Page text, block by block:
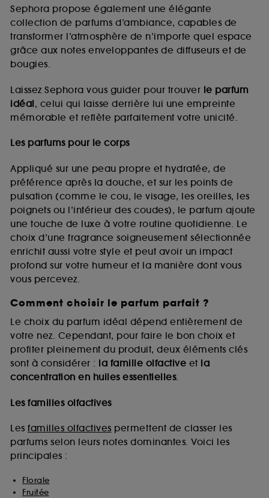
Sephora propose également une élégante
collection de parfums d’ambiance, capables de
transformer l’atmosphère de n’importe quel espace
grâce aux notes enveloppantes de diffuseurs et de
bougies.
Laissez Sephora vous guider pour trouver le parfum
idéal, celui qui laisse derrière lui une empreinte
mémorable et reflète parfaitement votre unicité.
Les parfums pour le corps
Appliqué sur une peau propre et hydratée, de
préférence après la douche, et sur les points de
pulsation (comme le cou, le visage, les oreilles, les
poignets ou l’intérieur des coudes), le parfum ajoute
une touche de luxe à votre routine quotidienne. Le
choix d’une fragrance soigneusement sélectionnée
enrichit aussi votre style et peut avoir un impact
profond sur votre humeur et la manière dont vous
vous percevez.
Comment choisir le parfum parfait ?
Le choix du parfum idéal dépend entièrement de
votre nez. Cependant, pour faire le bon choix et
profiter pleinement du produit, deux éléments clés
sont à considérer : la famille olfactive et la
concentration en huiles essentielles.
Les familles olfactives
Les familles olfactives permettent de classer les
parfums selon leurs notes dominantes. Voici les
principales :
Florale
Fruitée
de vous plaire via des publicités, y compris sur des
sites tiers et sur les réseaux sociaux, sur la base
des pages que vous avez consultées, de votre
navigation, et de l'historique de vos interactions.
d’en améliorer la performance.
Cookies de sécurisation des paiements en ligne :
fraudes aux moyens de paiement et les
usurpations d’identité.
Cookies fonctionnels :il s’agit de cookies
permettant l’affichage et/ou la fourniture de
certaines fonctionnalités du site, tel que les
cookies d’authentification qui sont utilisés afin de
vous faire bénéficier de l’authentification
prolongée vous permettant d’accéder à votre
compte lors de votre prochaine visite sur le site
sans saisir à nouveau votre identifiant et mot de
passe.
A l'exception des cookies techniques, le dépôt et la
lecture de ces traceurs requiert votre accord. Vous
pouvez personnaliser vos choix concernant le dépôt
de ces cookies grâce au bouton "personnaliser mes
choix" ci-dessous ou décider de "tout accepter".
Sephora pourra associer les informations de
navigation collectées par ces Cookies, pour les
collectées ou générées lors de votre activité en ligne
sur "continuer sans accepter". Voous pouvez à tout
moment choisir de retirer votrte consentement. Si vous
souhaitez obtenir plus d'information sur les cookies
utilisés, cliquez